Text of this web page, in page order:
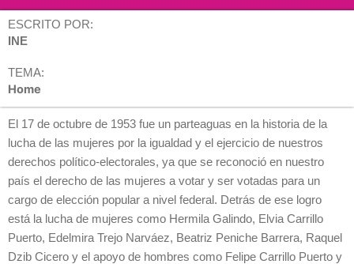
ESCRITO POR:
INE
TEMA:
Home
El 17 de octubre de 1953 fue un parteaguas en la historia de la
lucha de las mujeres por la igualdad y el ejercicio de nuestros
derechos político-electorales, ya que se reconoció en nuestro
país el derecho de las mujeres a votar y ser votadas para un
cargo de elección popular a nivel federal. Detrás de ese logro
está la lucha de mujeres como Hermila Galindo, Elvia Carrillo
Puerto, Edelmira Trejo Narváez, Beatriz Peniche Barrera, Raquel
Dzib Cicero y el apoyo de hombres como Felipe Carrillo Puerto y